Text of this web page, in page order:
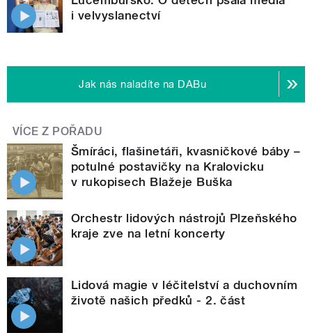
i velvyslanectví
Jak nás naladíte na DABu
VÍCE Z POŘADU
Šmíráci, flašinetáři, kvasničkové báby –
potulné postavičky na Kralovicku
v rukopisech Blažeje Buška
Orchestr lidových nástrojů Plzeňského
kraje zve na letní koncerty
Lidová magie v léčitelství a duchovním
životě našich předků - 2. část